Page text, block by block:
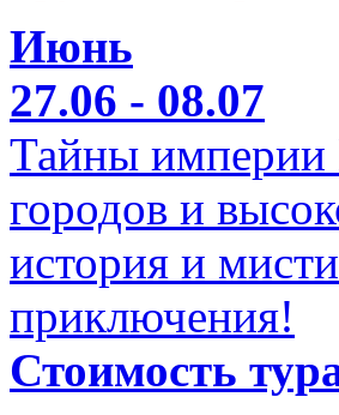
Июнь
27.06 - 08.07
Тайны империи
городов и
история и
приключения!
Стоимость